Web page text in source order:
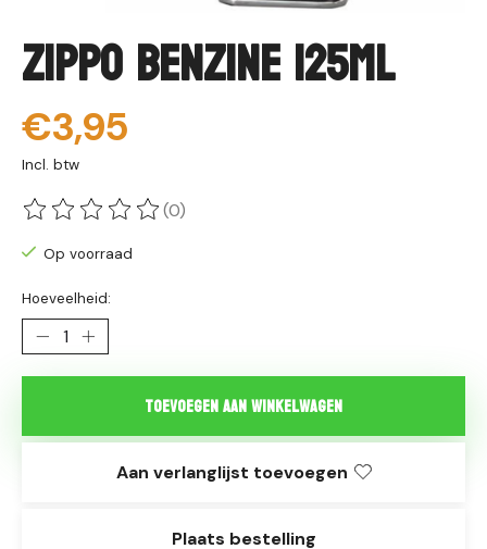
Zippo Benzine 125ml
€3,95
Incl. btw
De beoordeling van dit product is
(0)
Op voorraad
Hoeveelheid:
Toevoegen aan winkelwagen
Aan verlanglijst toevoegen
Plaats bestelling